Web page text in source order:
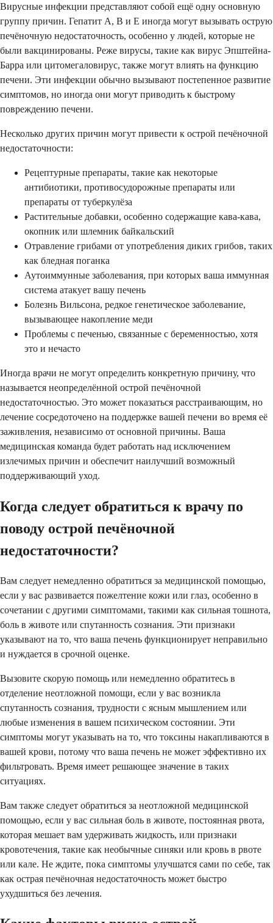
Вирусные инфекции представляют собой ещё одну основную
группу причин. Гепатит А, В и Е иногда могут вызывать острую
печёночную недостаточность, особенно у людей, которые не
были вакцинированы. Реже вирусы, такие как вирус Эпштейна-
Барра или цитомегаловирус, также могут влиять на функцию
печени. Эти инфекции обычно вызывают постепенное развитие
симптомов, но иногда они могут приводить к быстрому
повреждению печени.
Несколько других причин могут привести к острой печёночной
недостаточности:
Рецептурные препараты, такие как некоторые
антибиотики, противосудорожные препараты или
препараты от туберкулёза
Растительные добавки, особенно содержащие кава-кава,
окопник или шлемник байкальский
Отравление грибами от употребления диких грибов, таких
как бледная поганка
Аутоиммунные заболевания, при которых ваша иммунная
система атакует вашу печень
Болезнь Вильсона, редкое генетическое заболевание,
вызывающее накопление меди
Проблемы с печенью, связанные с беременностью, хотя
это и нечасто
Иногда врачи не могут определить конкретную причину, что
называется неопределённой острой печёночной
недостаточностью. Это может показаться расстраивающим, но
лечение сосредоточено на поддержке вашей печени во время её
заживления, независимо от основной причины. Ваша
медицинская команда будет работать над исключением
излечимых причин и обеспечит наилучший возможный
поддерживающий уход.
Когда следует обратиться к врачу по
поводу острой печёночной
недостаточности?
Вам следует немедленно обратиться за медицинской помощью,
если у вас развивается пожелтение кожи или глаз, особенно в
сочетании с другими симптомами, такими как сильная тошнота,
боль в животе или спутанность сознания. Эти признаки
указывают на то, что ваша печень функционирует неправильно
и нуждается в срочной оценке.
Вызовите скорую помощь или немедленно обратитесь в
отделение неотложной помощи, если у вас возникла
спутанность сознания, трудности с ясным мышлением или
любые изменения в вашем психическом состоянии. Эти
симптомы могут указывать на то, что токсины накапливаются в
вашей крови, потому что ваша печень не может эффективно их
фильтровать. Время имеет решающее значение в таких
ситуациях.
Вам также следует обратиться за неотложной медицинской
помощью, если у вас сильная боль в животе, постоянная рвота,
которая мешает вам удерживать жидкость, или признаки
кровотечения, такие как необычные синяки или кровь в рвоте
или кале. Не ждите, пока симптомы улучшатся сами по себе, так
как острая печёночная недостаточность может быстро
ухудшиться без лечения.